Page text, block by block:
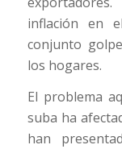
inflación en
conjunto
los hogares.
El problema
suba ha
han